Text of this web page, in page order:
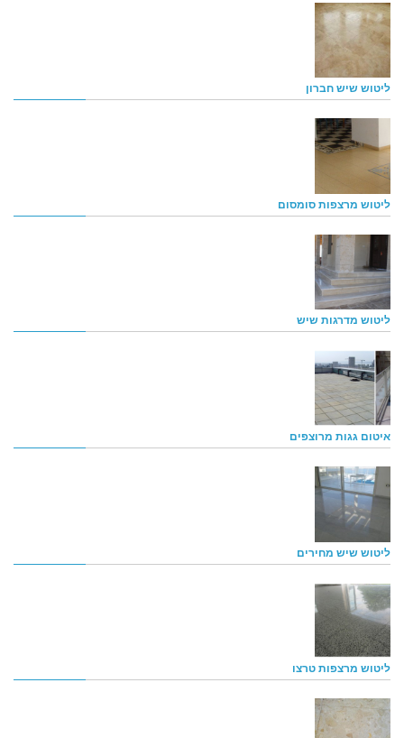
ליטוש שיש חברון
ליטוש מרצפות סומסום
ליטוש מדרגות שיש
איטום גגות מרוצפים
ליטוש שיש מחירים
ליטוש מרצפות טרצו